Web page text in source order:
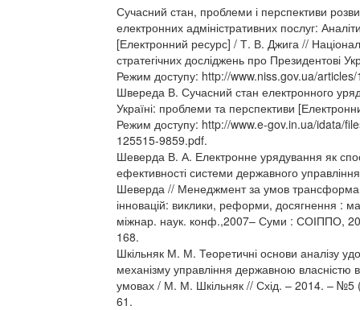
Сучасний стан, проблеми і перспективи
електронних адміністративних послуг:
[Електронний ресурс] / Т. В. Джига //
стратегічних досліджень про Президентові
Режим доступу: http://www.niss.gov.ua/
Швереда В. Сучасний стан електронного
Україні: проблеми та перспективи
Режим доступу: http://www.e-gov.in.ua/idata/
125515-9859.pdf.
Шеверда В. А. Електронне урядування як
ефективності системи державного
Шеверда // Менеджмент за умов
інновацій: виклики, реформи, досягнення :
міжнар. наук. конф.,2007– Суми : СОІППО,
168.
Шкільняк М. М. Теоретичні основи аналізу
механізму управління державною власністю
умовах / М. М. Шкільняк // Схід. – 2014. – №5
61.